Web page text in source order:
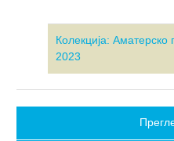
Колекција:
2023